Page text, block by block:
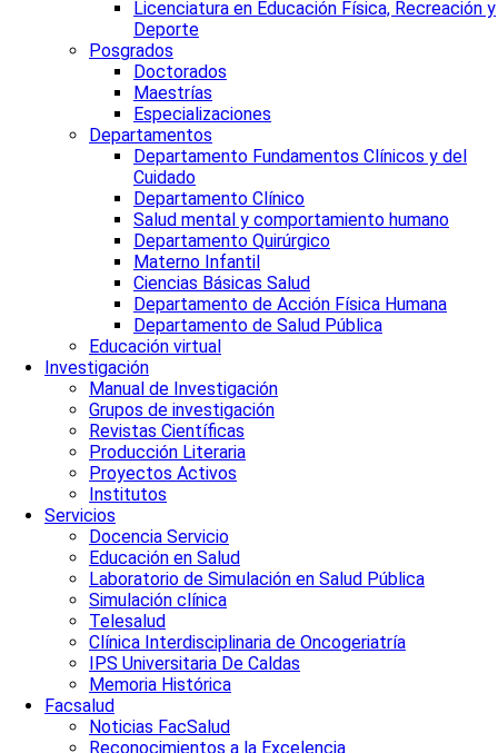
Licenciatura en Educación Física, Recreación y
Deporte
Posgrados
Doctorados
Maestrías
Especializaciones
Departamentos
Departamento Fundamentos Clínicos y del
Cuidado
Departamento Clínico
Salud mental y comportamiento humano
Departamento Quirúrgico
Materno Infantil
Ciencias Básicas Salud
Departamento de Acción Física Humana
Departamento de Salud Pública
Educación virtual
Investigación
Manual de Investigación
Grupos de investigación
Revistas Científicas
Producción Literaria
Proyectos Activos
Institutos
Servicios
Docencia Servicio
Educación en Salud
Laboratorio de Simulación en Salud Pública
Simulación clínica
Telesalud
Clínica Interdisciplinaria de Oncogeriatría
IPS Universitaria De Caldas
Memoria Histórica
Facsalud
Noticias FacSalud
Reconocimientos a la Excelencia